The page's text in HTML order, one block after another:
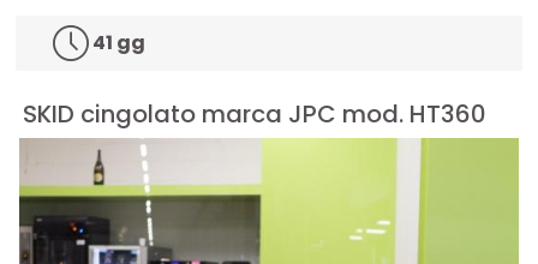
41 gg
SKID cingolato marca JPC mod. HT360